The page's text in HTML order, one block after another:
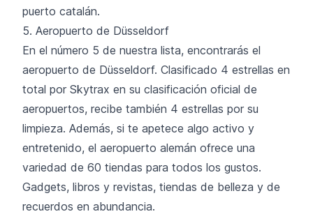
puerto catalán.
5. Aeropuerto de Düsseldorf
En el número 5 de nuestra lista, encontrarás el
aeropuerto de Düsseldorf. Clasificado 4 estrellas en
total por Skytrax en su clasificación oficial de
aeropuertos, recibe también 4 estrellas por su
limpieza. Además, si te apetece algo activo y
entretenido, el aeropuerto alemán ofrece una
variedad de 60 tiendas para todos los gustos.
Gadgets, libros y revistas, tiendas de belleza y de
recuerdos en abundancia.